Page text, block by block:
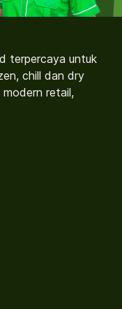
terpercaya untuk
chill dan dry
modern retail,